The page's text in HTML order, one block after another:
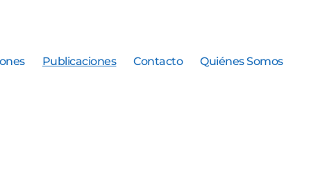
Publicaciones Contacto Quiénes Somos